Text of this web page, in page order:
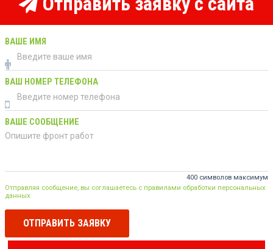
ВАШЕ ИМЯ
ВАШ НОМЕР ТЕЛЕФОНА
ВАШЕ СООБЩЕНИЕ
400 символов максимум
Отправляя сообщение, вы соглашаетесь с правилами обработки персональных
данных
ОТПРАВИТЬ ЗАЯВКУ